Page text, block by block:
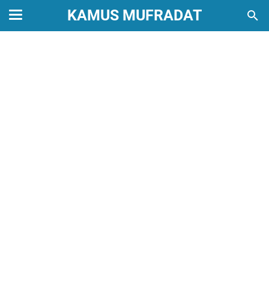
KAMUS MUFRADAT